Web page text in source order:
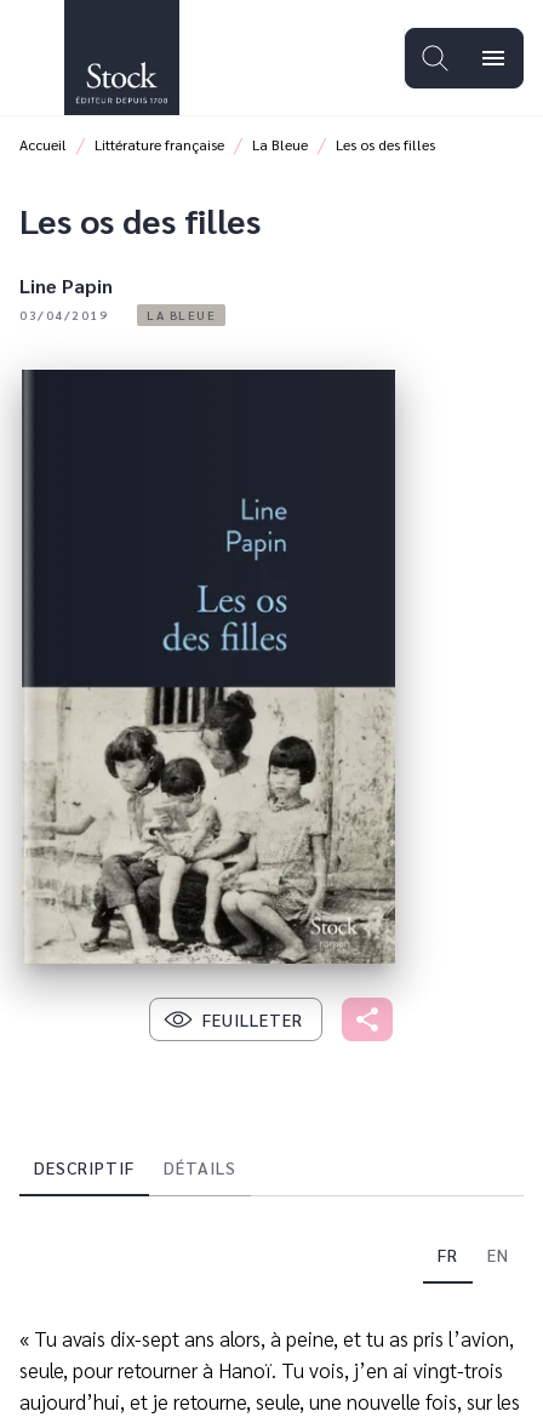
PIED DE PAGE
menu
Accueil / Littérature française / La Bleue / Les os des filles
Les os des filles
Line Papin
03/04/2019 LA BLEUE
FEUILLETER
DESCRIPTIF DÉTAILS
FR EN
« Tu avais dix-sept ans alors, à peine, et tu as pris l’avion,
seule, pour retourner à Hanoï. Tu vois, j’en ai vingt-trois
aujourd’hui, et je retourne, seule, une nouvelle fois, sur les